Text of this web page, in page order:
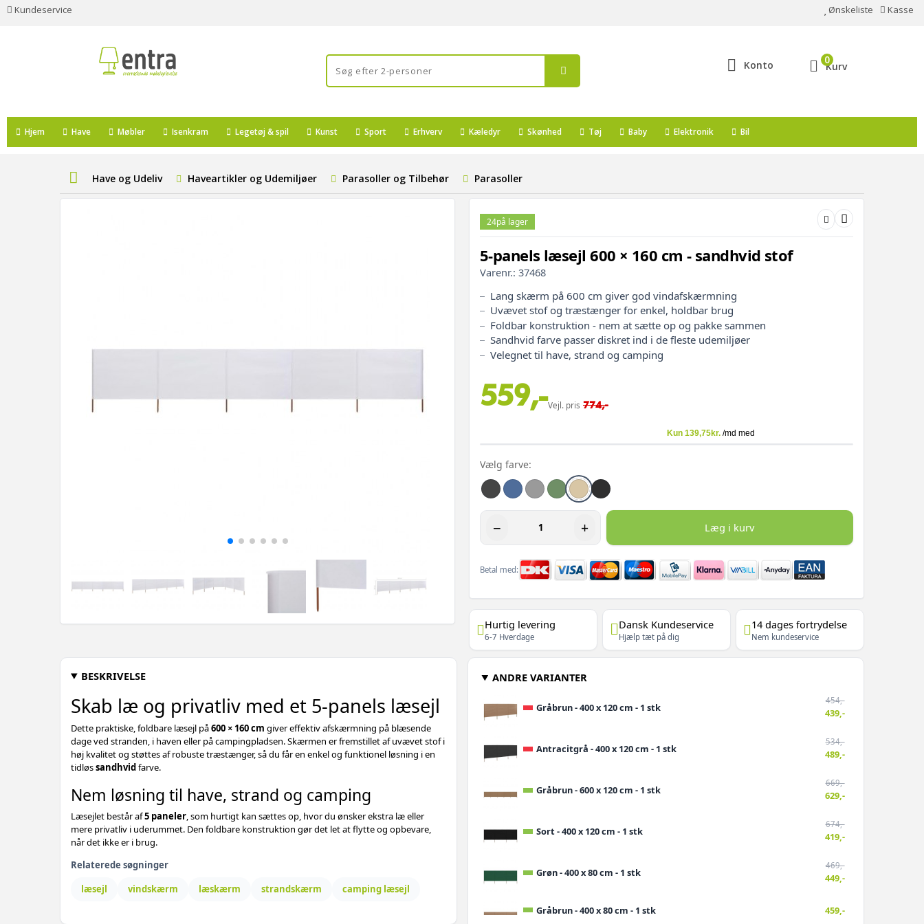
Kundeservice Ønskeliste Kasse
Konto Kurv
0
Hjem Have Møbler Isenkram Legetøj & spil Kunst Sport Erhverv Kæledyr Skønhed Tøj Baby Elektronik Bil
Have og Udeliv Haveartikler og Udemiljøer Parasoller og Tilbehør Parasoller
24på lager
5-panels læsejl 600 × 160 cm - sandhvid stof
Varenr.: 37468
Lang skærm på 600 cm giver god vindafskærmning
Uvævet stof og træstænger for enkel, holdbar brug
Foldbar konstruktion - nem at sætte op og pakke sammen
Sandhvid farve passer diskret ind i de fleste udemiljøer
Velegnet til have, strand og camping
559,-Vejl. pris 774,-
Vælg farve:
− + Læg i kurv
Betal med:
Hurtig levering
6-7 Hverdage
Dansk Kundeservice
Hjælp tæt på dig
14 dages fortrydelse
Nem kundeservice
BESKRIVELSE
Skab læ og privatliv med et 5-panels læsejl
Dette praktiske, foldbare læsejl på600 × 160 cm giver effektiv afskærmning på blæsende
dage ved stranden, i haven eller på campingpladsen. Skærmen er fremstillet af uvævet stof i
høj kvalitet og støttes af robuste træstænger, så du får en enkel og funktionel løsning i en
tidløssandhvidfarve.
Nem løsning til have, strand og camping
Læsejlet består af5 paneler , som hurtigt kan sættes op, hvor du ønsker ekstra læ eller
mere privatliv i uderummet. Den foldbare konstruktion gør det let at flytte og opbevare,
når det ikke er i brug.
Relaterede søgninger
læsejl
vindskærm læskærm strandskærm camping læsejl
ANDRE VARIANTER
Gråbrun - 400 x 120 cm - 1 stk
454,-
439,-
Antracitgrå - 400 x 120 cm - 1 stk
534,-
489,-
Gråbrun - 600 x 120 cm - 1 stk
669,-
629,-
Sort - 400 x 120 cm - 1 stk
674,-
419,-
Grøn - 400 x 80 cm - 1 stk
469,-
449,-
Gråbrun - 400 x 80 cm - 1 stk 459,-